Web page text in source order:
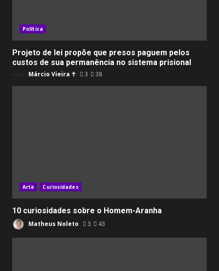
Política
Projeto de lei propõe que presos paguem pelos
custos de sua permanência no sistema prisional
Márcio Vieira ☥ 3 38
Arte Curiosidades
10 curiosidades sobre o Homem-Aranha
Matheus Noleto 3 43